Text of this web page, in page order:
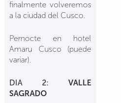
finalmente volveremos
a la ciudad del Cusco.
Pernocte en hotel
Amaru Cusco (puede
variar).
DIA 2:VALLE
SAGRADO